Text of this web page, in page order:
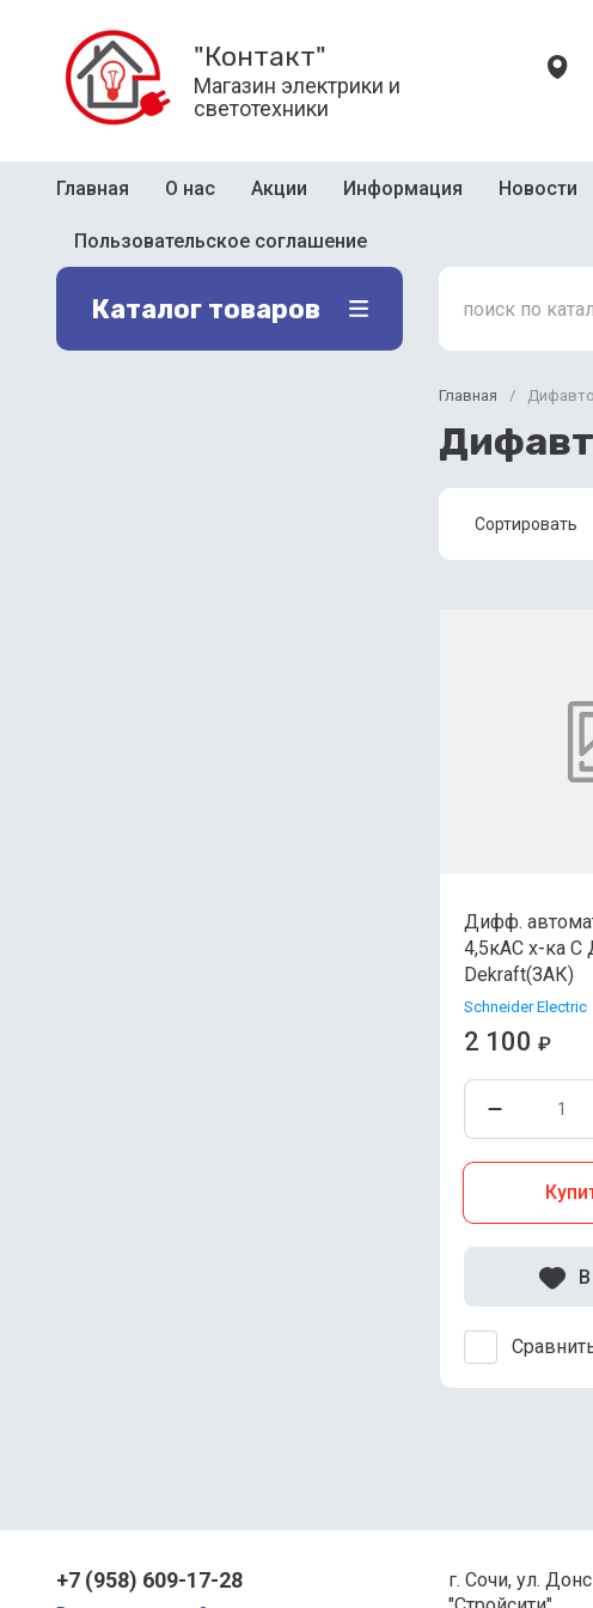
"Контакт"
Магазин электрики и
светотехники
Главная О нас Акции Информация Новости
Пользовательское соглашение
Каталог товаров
Главная /
Сортировать
Дифф.
4,5кАC х-ка
Dekraft(ЗАК)
Schneider Electric
2 100 ₽
+7 (958) 609-17-28
г. Сочи, ул.